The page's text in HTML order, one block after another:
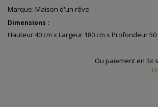
Marque: Maison d'un rêve
Dimensions :
Hauteur 40 cm x Largeur 180 cm x Profondeur 50
Ou paiement en 3x